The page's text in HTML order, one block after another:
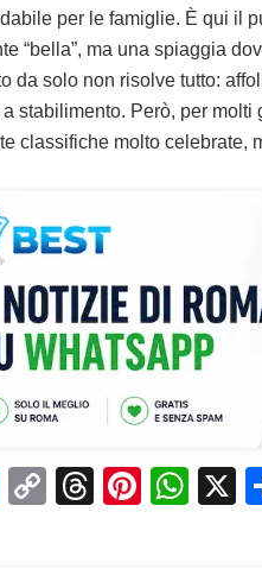
per le famiglie. È qui il
“bella”, ma una spiaggia
da solo non risolve tutto:
stabilimento. Però, per molti
classifiche molto celebrate,
T
C
T
Pi W X